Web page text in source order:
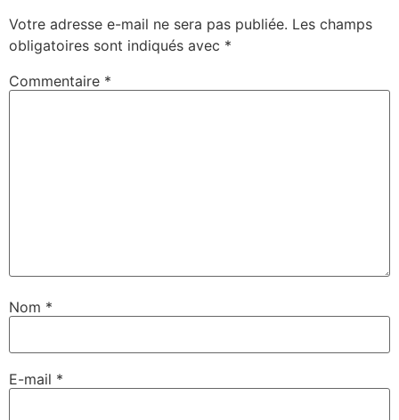
Votre adresse e-mail ne sera pas publiée. Les champs
obligatoires sont indiqués avec *
Commentaire *
Nom *
E-mail *